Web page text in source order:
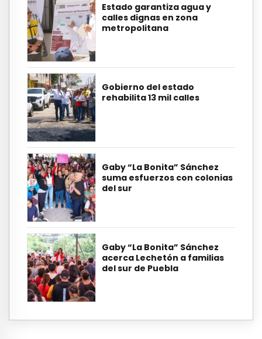
Estado garantiza agua y
calles dignas en zona
metropolitana
Gobierno del estado
rehabilita 13 mil calles
Gaby “La Bonita” Sánchez
suma esfuerzos con colonias
del sur
Gaby “La Bonita” Sánchez
acerca Lechetón a familias
del sur de Puebla